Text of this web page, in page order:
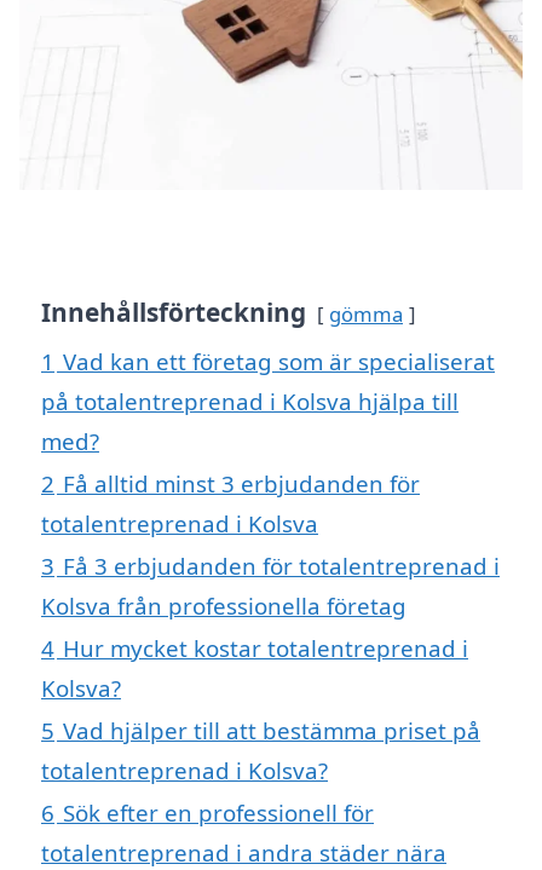
Innehållsförteckning gömma
1 Vad kan ett företag som är specialiserat
på totalentreprenad i Kolsva hjälpa till
med?
2 Få alltid minst 3 erbjudanden för
totalentreprenad i Kolsva
3 Få 3 erbjudanden för totalentreprenad i
Kolsva från professionella företag
4 Hur mycket kostar totalentreprenad i
Kolsva?
5 Vad hjälper till att bestämma priset på
totalentreprenad i Kolsva?
6 Sök efter en professionell för
totalentreprenad i andra städer nära